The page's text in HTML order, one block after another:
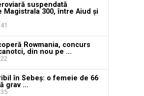
suspendată
Magistrala 300, între Aiud și
Rowmania, concurs
din nou pe ...
în Sebeș: o femeie de 66
grav ...